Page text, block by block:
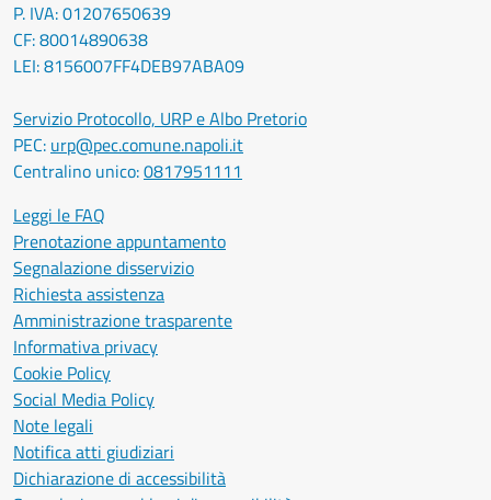
P. IVA: 01207650639
CF: 80014890638
LEI: 8156007FF4DEB97ABA09
Servizio Protocollo, URP e Albo Pretorio
PEC: urp@pec.comune.napoli.it
Centralino unico:0817951111
Leggi le FAQ
Prenotazione appuntamento
Segnalazione disservizio
Richiesta assistenza
Amministrazione trasparente
Informativa privacy
Cookie Policy
Social Media Policy
Note legali
Notifica atti giudiziari
Dichiarazione di accessibilità